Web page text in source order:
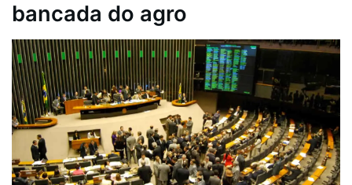
bancada do agro